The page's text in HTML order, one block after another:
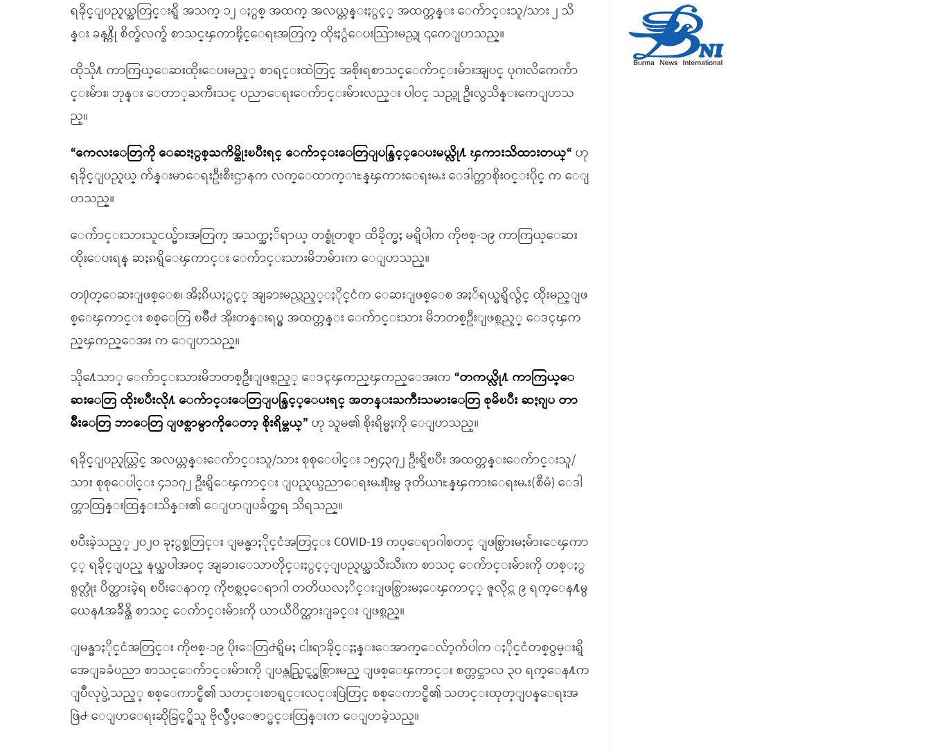
ရခိုင္ျပည္နယ္အတြင္းရွိ အသက္ ၁၂ ႏွစ္ အထက္ အလယ္တန္းႏွင့္ အထက္တန္း ေက်ာင္းသူ/သား ၂ သိ
န္း ခန႔္ကို စိတ္ခ်လက္ခ် စာသင္ၾကားႏိုင္ေရးအတြက္ ထိုးႏွံေပးသြားမည္ဟု ၎ကေျပာသည္။
ထိုသို႔ ကာကြယ္ေဆးထိုးေပးမည့္ စာရင္းထဲတြင္ အစိုးရစာသင္ေက်ာင္းမ်ားအျပင္ ပုဂၢလိကေက်ာ
င္းမ်ား၊ ဘုန္း ေတာ္ႀကီးသင္ ပညာေရးေက်ာင္းမ်ားလည္း ပါဝင္ သည္ဟု ဦးလွသိန္းကေျပာသ
ည္။
“ကေလးေတြကို ေဆးႏွစ္ႀကိမ္ထိုးၿပီးရင္ ေက်ာင္းေတြျပန္ဖြင့္ေပးမယ္လို႔ ၾကားသိထားတယ္“ ဟု
ရခိုင္ျပည္နယ္ က်န္းမာေရးဦးစီးဌာနက လက္ေထာက္ၫႊန္ၾကားေရးမႉး ေဒါက္တာစိုးဝင္းပိုင္ က ေျ
ပာသည္။
ေက်ာင္းသားသူငယ္မ်ားအတြက္ အသက္အႏၲရာယ္ တစ္စုံတစ္ရာ ထိခိုက္မႈ မရွိပါက ကိုဗစ္-၁၉ ကာကြယ္ေဆး
ထိုးေပးရန္ ဆႏၵရွိေၾကာင္း ေက်ာင္းသားမိဘမ်ားက ေျပာသည္။
တ႐ုတ္ေဆးျဖစ္ေစ၊ အိႏၵိယႏွင့္ အျခားမည္သည့္ႏိုင္ငံက ေဆးျဖစ္ေစ အႏၲရယ္မရွိလွ်င္ ထိုးမည္ျဖ
စ္ေၾကာင္း စစ္ေတြ ၿမိဳ႕ အိုးတန္းရပ္မွ အထက္တန္း ေက်ာင္းသား မိဘတစ္ဦးျဖစ္သည့္ ေဒၚၾက
ည္ၾကည္ေအး က ေျပာသည္။
သို႔ေသာ္ ေက်ာင္းသားမိဘတစ္ဦးျဖစ္သည့္ ေဒၚၾကည္ၾကည္ေအးက “တကယ္လို႔ ကာကြယ္ေ
ဆးေတြ ထိုးၿပီးလို႔ ေက်ာင္းေတြျပန္ဖြင့္ေပးရင္ အတန္းႀကီးသမားေတြ စုမိၿပီး ဆႏၵျပ တာ
မ်ိဳးေတြ ဘာေတြ ျဖစ္လာမွာကိုေတာ့ စိုးရိမ္တယ္” ဟု သူမ၏ စိုးရိမ္မႈကို ေျပာသည္။
ရခိုင္ျပည္နယ္တြင္ အလယ္တန္းေက်ာင္းသူ/သား စုစုေပါင္း ၁၅၄၃၇၂ ဦးရွိၿပီး အထက္တန္းေက်ာင္းသူ/
သား စုစုေပါင္း ၄၁၁၇၂ ဦးရွိေၾကာင္း ျပည္နယ္ပညာေရးမႉး႐ုံးမွ ဒုတိယၫႊန္ၾကားေရးမႉး(စီမံ) ေဒါ
က္တာထြန္းထြန္းသိန္း၏ ေျပာျပခ်က္အရ သိရသည္။
ၿပီးခဲ့သည့္ ၂၀၂၀ ခုႏွစ္အတြင္း ျမန္မာႏိုင္ငံအတြင္း COVID-19 ကပ္ေရာဂါစတင္ ျဖစ္ပြားမႈမ်ားေၾကာ
င့္ ရခိုင္ျပည္ နယ္အပါအဝင္ အျခားေသာတိုင္းႏွင့္ျပည္နယ္အသီးသီးက စာသင္ ေက်ာင္းမ်ားကို တစ္ႏွ
စ္ပတ္လုံး ပိတ္ထားခဲ့ရ ၿပီးေနာက္ ကိုဗစ္ကပ္ေရာဂါ တတိယလႈိင္းျဖစ္ပြားမႈေၾကာင့္ ဇူလိုင္လ ၉ ရက္ေန႔မွ
ယေန႔အခ်ိန္ထိ စာသင္ ေက်ာင္းမ်ားကို ယာယီပိတ္ထားျခင္း ျဖစ္သည္။
ျမန္မာႏိုင္ငံအတြင္း ကိုဗစ္-၁၉ ပိုးေတြ႕ရွိမႈ ငါးရာခိုင္ႏႈန္းေအာက္ေလ်ာ့က်ပါက ႏိုင္ငံတစ္ဝွမ္းရွိ
အေျခခံပညာ စာသင္ေက်ာင္းမ်ားကို ျပန္လည္ဖြင့္လွစ္သြားမည္ ျဖစ္ေၾကာင္း စက္တင္ဘာလ ၃၀ ရက္ေန႔က
ျပဳလုပ္ခဲ့သည့္ စစ္ေကာင္စီ၏ သတင္းစာရွင္းလင္းပြဲတြင္ စစ္ေကာင္စီ၏ သတင္းထုတ္ျပန္ေရးအ
ဖြဲ႕ ေျပာေရးဆိုခြင့္ရွိသူ ဗိုလ္ခ်ဳပ္ေဇာ္မင္းထြန္းက ေျပာခဲ့သည္။